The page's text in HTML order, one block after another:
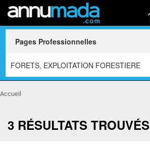
Accueil
3 RÉSULTATS TROUVÉS